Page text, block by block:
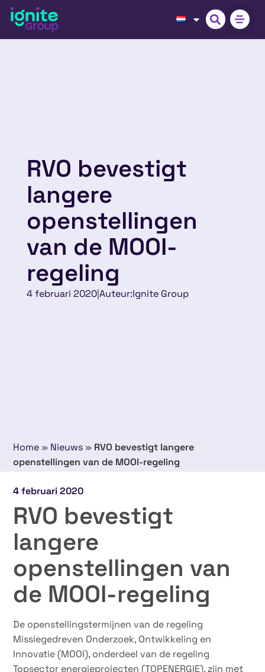
RVO bevestigt
langere
openstellingen
van de MOOI-
regeling
4 februari 2020|Auteur:Ignite Group
Home » Nieuws » RVO bevestigt langere
openstellingen van de MOOI-regeling
4 februari 2020
RVO bevestigt
langere
openstellingen van
de MOOI-regeling
De openstellingstermijnen van de regeling
Missiegedreven Onderzoek, Ontwikkeling en
Innovatie (MOOI), onderdeel van de regeling
Topsector energieprojecten (TOPENERGIE), zijn met